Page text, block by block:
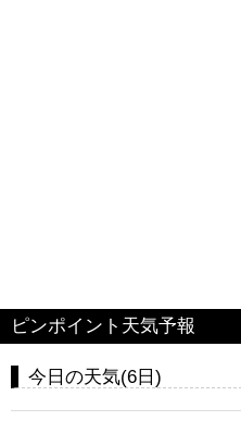
ピンポイント天気予報
今日の天気(6日)